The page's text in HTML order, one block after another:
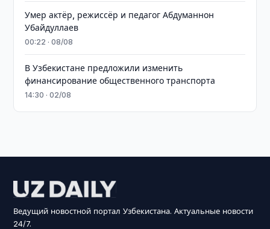
Умер актёр, режиссёр и педагог Абдуманнон
Убайдуллаев
00:22 · 08/08
В Узбекистане предложили изменить
финансирование общественного транспорта
14:30 · 02/08
Ведущий новостной портал Узбекистана. Актуальные новости
24/7.